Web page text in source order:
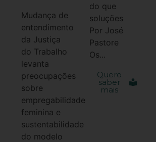
Mudança de
entendimento
da Justiça
do Trabalho
levanta
preocupações
sobre
empregabilidade
feminina e
sustentabilidade
do modelo
do que
soluções
Por José
Pastore
Os...
Quero
saber
mais